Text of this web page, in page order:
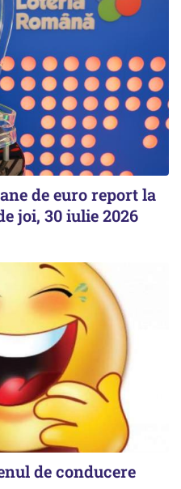
de euro report la
joi, 30 iulie 2026
de conducere